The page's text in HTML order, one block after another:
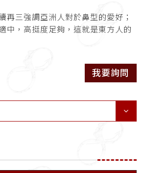
再三強調亞洲人對於鼻型的愛好；
中，高挺度足夠，這就是東方人的
我要詢問